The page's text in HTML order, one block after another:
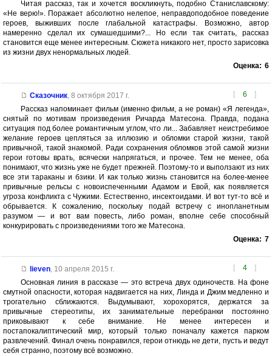
Читая рассказ, так и хочется воскликнуть, подобно Станиславскому:
«Не верю!». Поражает абсолютно нелепое, неправдоподобное поведение
героев, выживших после глабальной катастрафы. Возможно, автор
намеренно сделал их сумашедшими?... Но если так считать, рассказ
становится еще менее интересным. Сюжета никакого нет, просто зарисовка
из жизни двух ненормальных людей.
Оценка: 6
[ 6 ]
Сказочник, 8 октября 2017 г.
Рассказ напоминает фильм (именно фильм, а не роман) «Я легенда»,
снятый по мотивам произведения Ричарда Матесона. Правда, подана
ситуация под более романтичным углом, что ли... Забавляет неистребимое
желание героев цепляться за иллюзию и обломки старой жизни, такой
привычной, такой знакомой. Ради сохранения обломков этой самой жизни
герои готовы врать, всячески напрягаться, и прочее. Тем не менее, оба
понимают, что жизнь уже не будет прежней. Поэтому-то и выползают из них
все эти тараканы и бзики. И как только жизнь становится на более-менее
привычные рельсы с новоиспеченными Адамом и Евой, как появляется
угроза конфликта с Чужими. Естественно, инсектоидами. И вот тут-то всё и
обрывается. К сожалению, поскольку подай встречу с инопланетным
разумом — и вот вам повесть, либо роман, вполне себе способный
конкурировать с произведениями того же Матесона.
Оценка: 7
[ 4 ]
lieven, 10 апреля 2015 г.
Основная линия в рассказе — это встреча двух одиночеств. На фоне
смутной опасности, которая надвигается на них, Линда и Джим медленно и
трогательно сближаются. Выдумывают, хорохорятся, держатся за
привычные стереотипы, их занимательные перебранки постоянно
приковывают к себе внимание. Не менее интересен и
постапокалиптический мир, который только поначалу кажется парком
развлечений. Финал очень понравился, герои отнюдь не дети, пусть и ведут
себя странно, поэтому всё возможно.